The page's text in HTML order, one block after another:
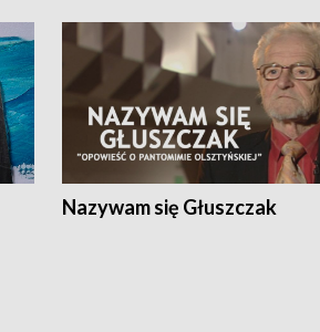
Nazywam się Głuszczak